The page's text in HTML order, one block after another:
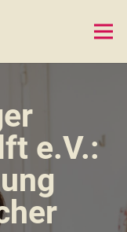
e.V.: